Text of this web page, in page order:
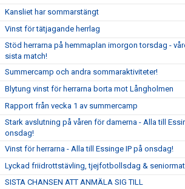
Kansliet har sommarstängt
Vinst för tätjagande herrlag
Stöd herrarna på hemmaplan imorgon torsdag -
sista match!
Summercamp och andra sommaraktiviteter!
Blytung vinst för herrarna borta mot Långholmen
Rapport från vecka 1 av summercamp
Stark avslutning på våren för damerna - Alla till
onsdag!
Vinst för herrarna - Alla till Essinge IP på onsdag!
Lyckad friidrottstävling, tjejfotbollsdag &
SISTA CHANSEN ATT ANMÄLA SIG TILL